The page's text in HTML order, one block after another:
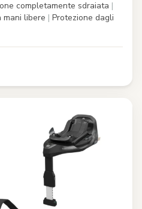
completamente sdraiata |
mani libere | Protezione dagli